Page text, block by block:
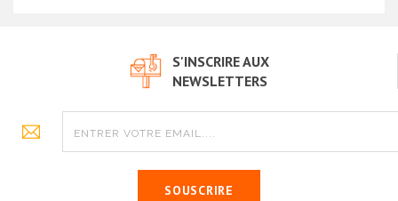
S'INSCRIRE AUX
NEWSLETTERS
SOUSCRIRE